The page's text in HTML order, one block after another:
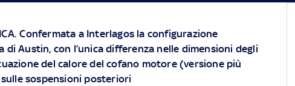
. Confermata a Interlagos la configurazione
di Austin, con l’unica differenza nelle dimensioni degli
del calore del cofano motore (versione più
sospensioni posteriori